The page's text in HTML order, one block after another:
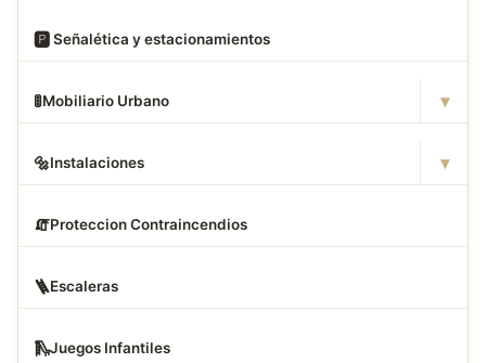
🅿️ Señalética y estacionamientos
🚦Mobiliario Urbano ▾
🔩Instalaciones ▾
🧯Proteccion Contraincendios
🪜Escaleras
🛝Juegos Infantiles